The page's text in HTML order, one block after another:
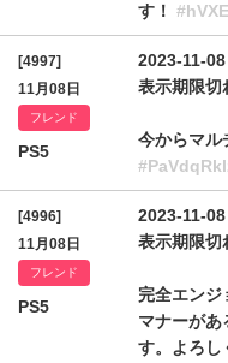
す！
[4997]
11月08日
フレンド
PS5
2023-11-
表示期限切
今からマル
[4996]
11月08日
フレンド
PS5
2023-11-
表示期限切
完全エンジ
マナーがあ
す。よろし